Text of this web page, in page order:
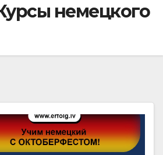
немецкого